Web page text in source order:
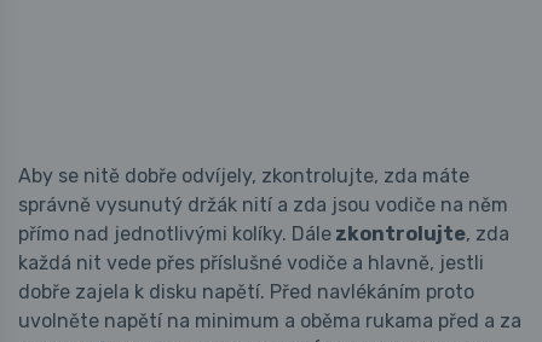
Aby se nitě dobře odvíjely, zkontrolujte, zda máte
správně vysunutý držák nití a zda jsou vodiče na něm
přímo nad jednotlivými kolíky. Dále zkontrolujte, zda
každá nit vede přes příslušné vodiče a hlavně, jestli
dobře zajela k disku napětí. Před navlékáním proto
uvolněte napětí na minimum a oběma rukama před a za